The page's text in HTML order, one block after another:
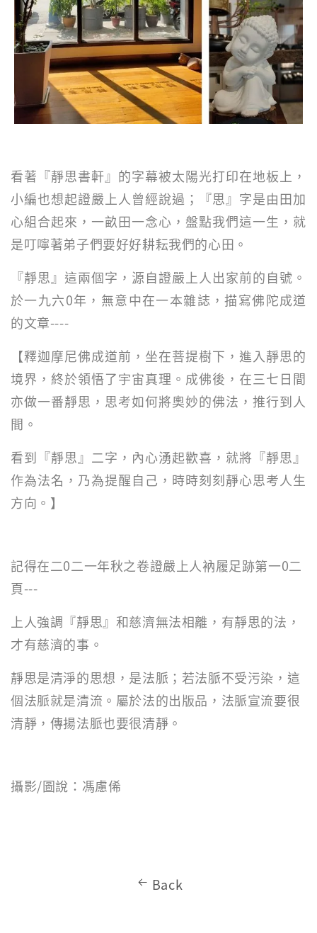
看著『靜思書軒』的字幕被太陽光打印在地板上，
小編也想起證嚴上人曾經說過；『思』字是由田加
心組合起來，一畝田一念心，盤點我們這一生，就
是叮嚀著弟子們要好好耕耘我們的心田。
『靜思』這兩個字，源自證嚴上人出家前的自號。
於一九六0年，無意中在一本雜誌，描寫佛陀成道
的文章----
【釋迦摩尼佛成道前，坐在菩提樹下，進入靜思的
境界，終於領悟了宇宙真理。成佛後，在三七日間
亦做一番靜思，思考如何將奧妙的佛法，推行到人
間。
看到『靜思』二字，內心湧起歡喜，就將『靜思』
作為法名，乃為提醒自己，時時刻刻靜心思考人生
方向。】
記得在二0二一年秋之卷證嚴上人衲履足跡第一0二
頁---
上人強調『靜思』和慈濟無法相離，有靜思的法，
才有慈濟的事。
靜思是清淨的思想，是法脈；若法脈不受污染，這
個法脈就是清流。屬於法的出版品，法脈宣流要很
清靜，傳揚法脈也要很清靜。
攝影/圖說：馮慮俙
Back